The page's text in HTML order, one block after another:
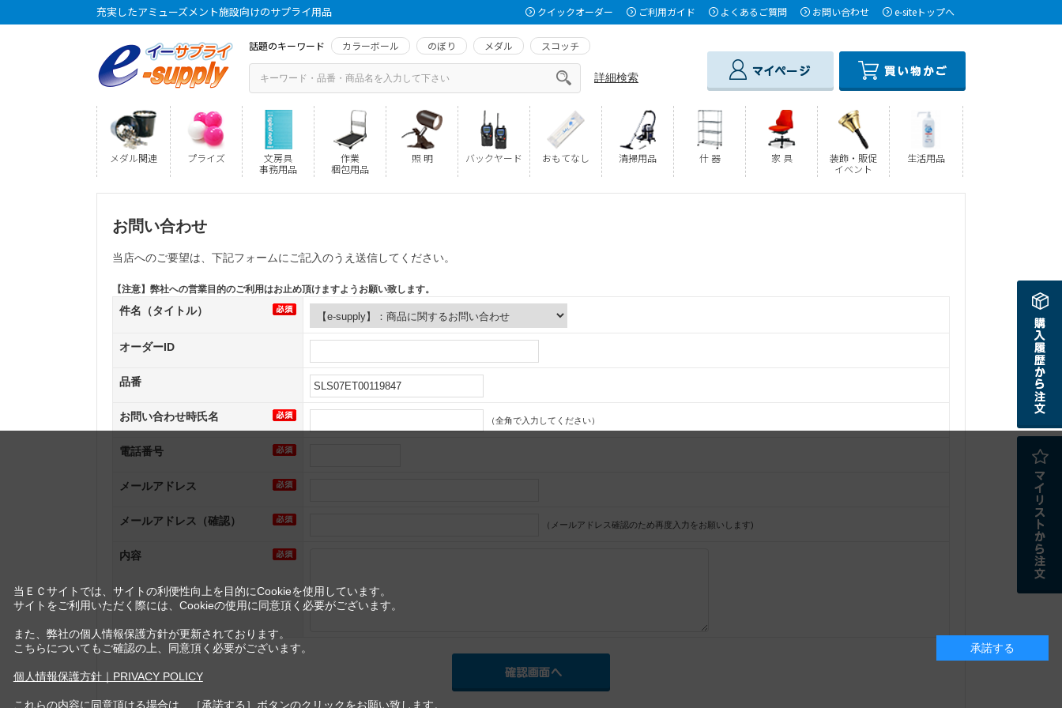
充実したアミューズメント施設向けのサプライ用品 クイックオーダー ご利用ガイド よくあるご質問 お問い合わせ e-siteトップへ
話題のキーワード カラーボール のぼり メダル スコッチ
詳細検索
メダル関連 プライズ
文房具
事務用品
作業
梱包用品
照 明 バックヤード おもてなし 清掃用品 什 器 家 具
装飾・販促
イベント
生活用品
お問い合わせ
当店へのご要望は、下記フォームにご記入のうえ送信してください。
【注意】弊社への営業目的のご利用はお止め頂けますようお願い致します。
件名（タイトル）
オーダーID
品番
お問い合わせ時氏名 （全角で入力してください）
電話番号
メールアドレス
メールアドレス（確認） （メールアドレス確認のため再度入力をお願いします)
内容
当ＥＣサイトでは、サイトの利便性向上を目的にCookieを使用しています。
サイトをご利用いただく際には、Cookieの使用に同意頂く必要がございます。
また、弊社の個人情報保護方針が更新されております。
こちらについてもご確認の上、同意頂く必要がございます。
個人情報保護方針｜PRIVACY POLICY
これらの内容に同意頂ける場合は、［承諾する］ボタンのクリックをお願い致します。
承諾する